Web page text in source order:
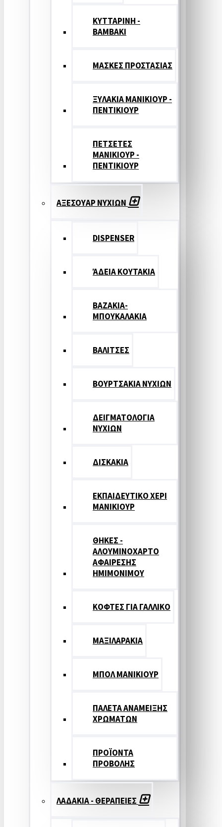
ΚΥΤΤΑΡΙΝΗ -
ΒΑΜΒΑΚΙ
ΜΑΣΚΕΣ ΠΡΟΣΤΑΣΙΑΣ
ΞΥΛΑΚΙΑ ΜΑΝΙΚΙΟΥΡ -
ΠΕΝΤΙΚΙΟΥΡ
ΠΕΤΣΕΤΕΣ
ΜΑΝΙΚΙΟΥΡ -
ΠΕΝΤΙΚΙΟΥΡ
ΑΞΕΣΟΥΑΡ ΝΥΧΙΩΝ
DISPENSER
ΆΔΕΙΑ ΚΟΥΤΑΚΙΑ
ΒΑΖΑΚΙΑ-
ΜΠΟΥΚΑΛΑΚΙΑ
ΒΑΛΙΤΣΕΣ
ΒΟΥΡΤΣΑΚΙΑ ΝΥΧΙΩΝ
ΔΕΙΓΜΑΤΟΛΟΓΙΑ
ΝΥΧΙΩΝ
ΔΙΣΚΑΚΙΑ
ΕΚΠΑΙΔΕΥΤΙΚΟ ΧΕΡΙ
ΜΑΝΙΚΙΟΥΡ
ΘΗΚΕΣ -
ΑΛΟΥΜΙΝΟΧΑΡΤΟ
ΑΦΑΙΡΕΣΗΣ
ΗΜΙΜΟΝΙΜΟΥ
ΚΟΦΤΕΣ ΓΙΑ ΓΑΛΛΙΚΟ
ΜΑΞΙΛΑΡΑΚΙΑ
ΜΠΟΛ ΜΑΝΙΚΙΟΥΡ
ΠΑΛΕΤΑ ΑΝΑΜΕΙΞΗΣ
ΧΡΩΜΑΤΩΝ
ΠΡΟΪΟΝΤΑ
ΠΡΟΒΟΛΗΣ
ΛΑΔΑΚΙΑ - ΘΕΡΑΠΕΙΕΣ